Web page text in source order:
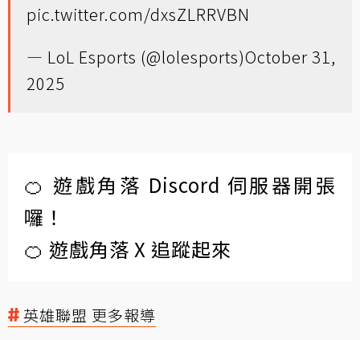
pic.twitter.com/dxsZLRRVBN
— LoL Esports (@lolesports)October 31,
2025
🍊 遊戲角落 Discord 伺服器開張
囉！
🍊 遊戲角落 X 追蹤起來
英雄聯盟 更多報導